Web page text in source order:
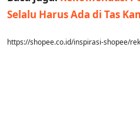
Selalu Harus Ada di Tas
https://shopee.co.id/inspirasi-shopee/